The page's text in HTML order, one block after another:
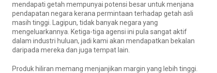
mendapati getah mempunyai potensi besar untuk menjana
pendapatan negara kerana permintaan terhadap getah asli
masih tinggi. Lagipun, tidak banyak negara yang
mengeluarkannya. Ketiga-tiga agensi ini pula sangat aktif
dalam industri huluan, jadi kami akan mendapatkan bekalan
daripada mereka dan juga tempat lain.
Produk hiliran memang menjanjikan margin yang lebih tinggi.